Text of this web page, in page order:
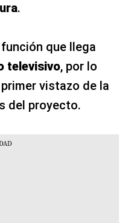
.
que llega
televisivo, por lo
vistazo de la
del proyecto.